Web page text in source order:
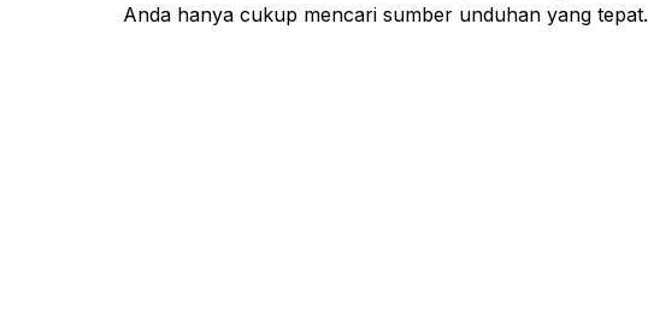
Anda hanya cukup mencari sumber unduhan yang tepat.